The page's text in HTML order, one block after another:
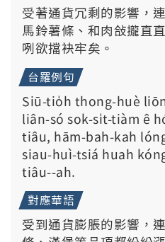
受著通貨冗剩的影響，
馬鈴薯條、和肉敆攏直
咧欲擋袂牢矣。
台羅例句
Siū-tio̍h thong-huè
liân-só sok-si̍t-tiàm ê
tiâu, hām-bah-kah
siau-huì-tsiá huah
tiâu--ah.
對應華語
受到通貨膨脹的影響，